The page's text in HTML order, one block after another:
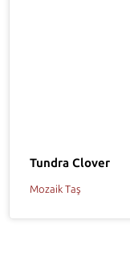
Tundra Clover
Mozaik Taş